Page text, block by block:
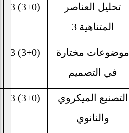
تحليل العناصر
المتناهية3
3 (3+0)
موضوعات مختارة
في التصميم
3 (3+0)
التصنيع الميكروي
والنانوي
3 (3+0)